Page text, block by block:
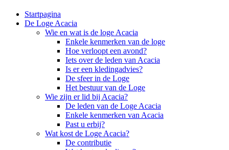
Startpagina
De Loge Acacia
Wie en wat is de loge Acacia
Enkele kenmerken van de loge
Hoe verloopt een avond?
Iets over de leden van Acacia
Is er een kledingadvies?
De sfeer in de Loge
Het bestuur van de Loge
Wie zijn er lid bij Acacia?
De leden van de Loge Acacia
Enkele kenmerken van Acacia
Past u erbij?
Wat kost de Loge Acacia?
De contributie